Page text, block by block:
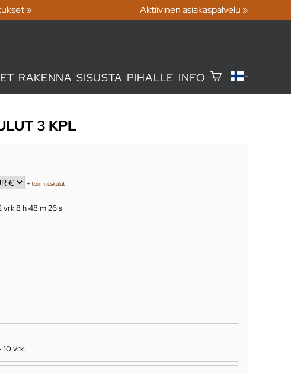
» Aktiivinen asiakaspalvelu »
RAKENNA SISUSTA PIHALLE INFO
3 KPL
+toimituskulut
vrk 8 h 48 m 24 s
10 vrk.